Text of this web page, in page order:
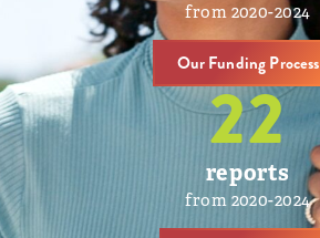
from 2020-2024
Our Funding Process
22
reports
from 2020-2024